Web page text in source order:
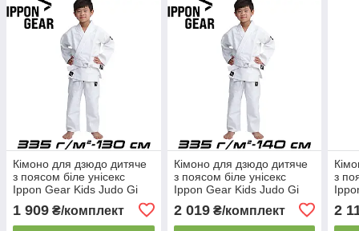
Кімоно для дзюдо дитяче
з поясом біле унісекс
Ippon Gear Kids Judo Gi
(130 см)
1 909 ₴/комплект
Кімоно для дзюдо дитяче
з поясом біле унісекс
Ippon Gear Kids Judo Gi
(140 см)
2 019₴/комплект
з
2